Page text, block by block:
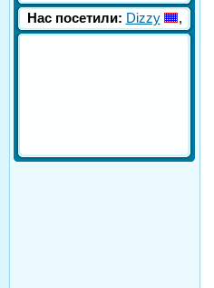
Нас посетили: Dizzy ,